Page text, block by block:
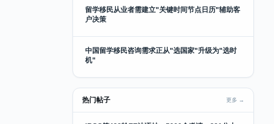
留学移民从业者需建立"关键时间节点日历"辅助客
户决策
中国留学移民咨询需求正从"选国家"升级为"选时
机"
热门帖子 更多 →